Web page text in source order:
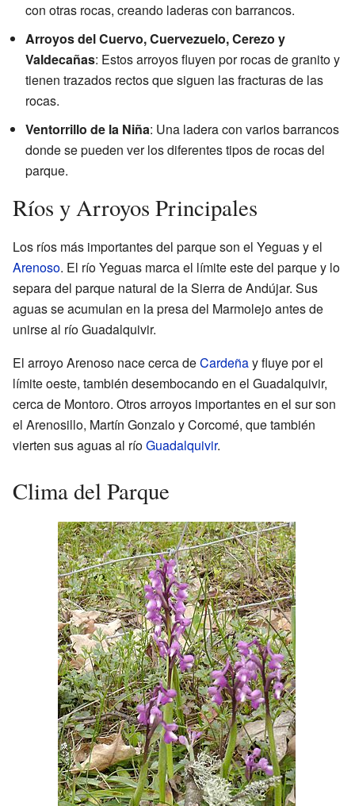
con otras rocas, creando laderas con barrancos.
Arroyos del Cuervo, Cuervezuelo, Cerezo y
Valdecañas: Estos arroyos fluyen por rocas de granito y
tienen trazados rectos que siguen las fracturas de las
rocas.
Ventorrillo de la Niña: Una ladera con varios barrancos
donde se pueden ver los diferentes tipos de rocas del
parque.
Ríos y Arroyos Principales
Los ríos más importantes del parque son el Yeguas y el
Arenoso. El río Yeguas marca el límite este del parque y lo
separa del parque natural de la Sierra de Andújar. Sus
aguas se acumulan en la presa del Marmolejo antes de
unirse al río Guadalquivir.
El arroyo Arenoso nace cerca deCardeñay fluye por el
límite oeste, también desembocando en el Guadalquivir,
cerca de Montoro. Otros arroyos importantes en el sur son
el Arenosillo, Martín Gonzalo y Corcomé, que también
vierten sus aguas al ríoGuadalquivir.
Clima del Parque